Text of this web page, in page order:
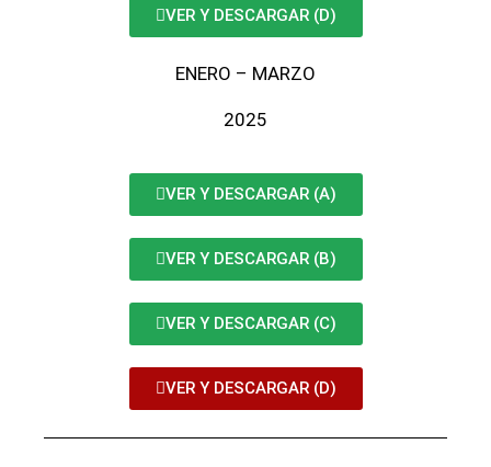
VER Y DESCARGAR (D)
ENERO – MARZO
2025
VER Y DESCARGAR (A)
VER Y DESCARGAR (B)
VER Y DESCARGAR (C)
VER Y DESCARGAR (D)